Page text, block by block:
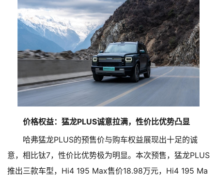
价格权益：猛龙PLUS诚意拉满，性价比优势凸显
哈弗猛龙PLUS的预售价与购车权益展现出十足的诚
意，相比钛7，性价比优势极为明显。本次预售，猛龙PLUS
推出三款车型，Hi4 195 Max售价18.98万元，Hi4 195 Ma